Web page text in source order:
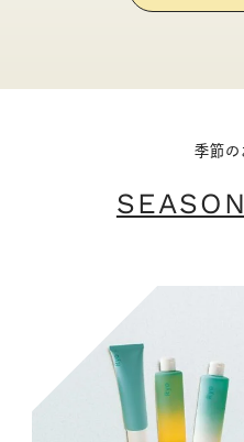
季節の